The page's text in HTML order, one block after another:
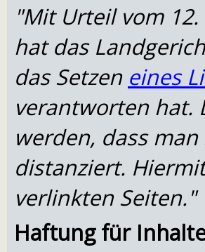
"Mit Urteil vom
hat das
das Setzen eines
verantworten hat.
werden, dass
distanziert.
verlinkten Seiten."
Haftung für